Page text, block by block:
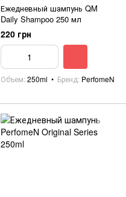
Ежедневный шампунь QM
Daily Shampoo 250 мл
220 грн
Объем 250ml Бренд PerfomeN